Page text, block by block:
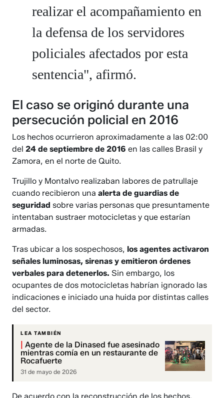
realizar el acompañamiento en
la defensa de los servidores
policiales afectados por esta
sentencia", afirmó.
El caso se originó durante una
persecución policial en 2016
Los hechos ocurrieron aproximadamente a las 02:00
del24 de septiembre de 2016 en las calles Brasil y
Zamora, en el norte de Quito.
Trujillo y Montalvo realizaban labores de patrullaje
cuando recibieron una alerta de guardias de
seguridad sobre varias personas que presuntamente
intentaban sustraer motocicletas y que estarían
armadas.
Tras ubicar a los sospechosos, los agentes activaron
señales luminosas, sirenas y emitieron órdenes
verbales para detenerlos. Sin embargo, los
ocupantes de dos motocicletas habrían ignorado las
indicaciones e iniciado una huida por distintas calles
del sector.
LEA TAMBIÉN
Agente de la Dinased fue asesinado
mientras comía en un restaurante de
Rocafuerte
31 de mayo de 2026